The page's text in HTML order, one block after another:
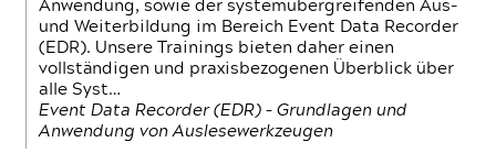
Anwendung, sowie der systemübergreifenden Aus-
und Weiterbildung im Bereich Event Data Recorder
(EDR). Unsere Trainings bieten daher einen
vollständigen und praxisbezogenen Überblick über
alle Syst…
Event Data Recorder (EDR) – Grundlagen und
Anwendung von Auslesewerkzeugen